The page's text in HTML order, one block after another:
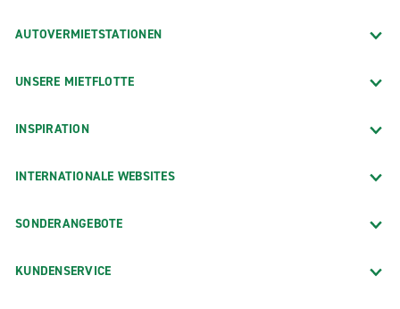
AUTOVERMIETSTATIONEN
UNSERE MIETFLOTTE
INSPIRATION
INTERNATIONALE WEBSITES
SONDERANGEBOTE
KUNDENSERVICE